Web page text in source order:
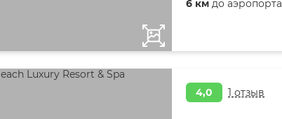
6 км до аэропорта
4,0 1 отзыв